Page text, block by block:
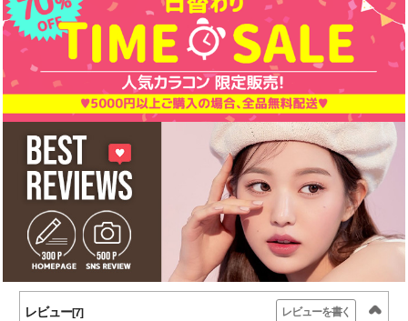
レビュー[7] レビューを書く